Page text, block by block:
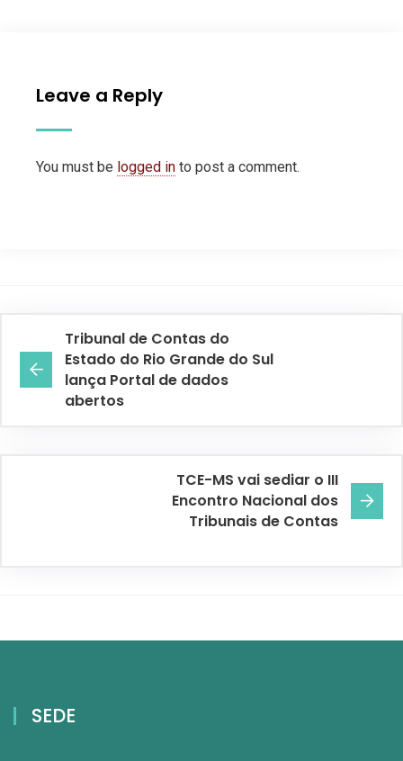
Leave a Reply
You must be logged in to post a comment.
Tribunal de Contas do
Estado do Rio Grande do Sul
lança Portal de dados
abertos
TCE-MS vai sediar o III
Encontro Nacional dos
Tribunais de Contas
SEDE